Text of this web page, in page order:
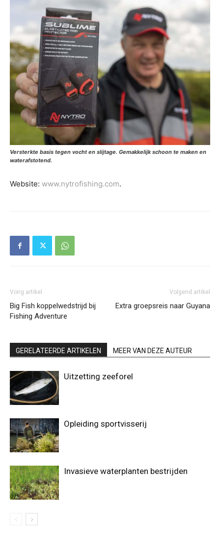
Versterkte basis tegen vocht en slijtage. Gemakkelijk schoon te maken en
waterafstotend.
Website: www.nytrofishing.com.
Vorig artikel
Big Fish koppelwedstrijd bij
Fishing Adventure
Volgend artikel
Extra groepsreis naar Guyana
GERELATEERDE ARTIKELEN MEER VAN DEZE AUTEUR
Uitzetting zeeforel
Opleiding sportvisserij
Invasieve waterplanten bestrijden